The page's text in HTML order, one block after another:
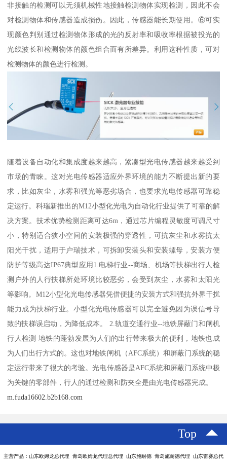
非接触的检测可以无须机械性地接触检测物体实现检测，因此不会
对检测物体和传感器造成损伤。因此，传感器能长期使用。⑥可实
现颜色判别通过检测物体形成的光的反射率和吸收率根据被投光的
光线波长和检测物体的颜色组合而有所差异。利用这种性质，可对
检测物体的颜色进行检测。
随着设备自动化和集成度越来越高，紧凑型光电传感器越来越受到
市场的青睐。这对光电传感器适应外界环境的能力不断提出新的要
求，比如灰尘，水雾和强光等恶劣场合，也要求光电传感器可靠稳
定运行。科瑞新推出的M12小型化光电为自动化行业提供了可靠的解
决方案。技术优势检测距离可达6m，通过芯片编程灵敏度可调尺寸
小，特别适合狭小空间的安装极强的穿透性，可抗灰尘和水雾抗太
阳光干扰，适用于户瑞技术，可拆卸安装头和安装螺母，安装方便
防护等级高达IP67典型应用1.电梯行业--商场、机场等扶梯出行人检
测户外的人行扶梯所处环境比较恶劣，会受到灰尘，水雾和太阳光
等影响。M12小型化光电传感器凭借便捷的安装方式和强抗外界干扰
能力成为扶梯行业。小型化光电传感器可以完全避免因为误信号导
致的扶梯误启动，为降低成本。 2.轨道交通行业--地铁屏蔽门和闸机
行人检测 地铁的蓬勃发展为人们的出行带来极大的便利，地铁也成
为人们出行方式的。这也对地铁闸机（AFC系统）和屏蔽门系统的稳
定运行带来了很大的考验。光电传感器是AFC系统和屏蔽门系统中极
为关键的零部件，行人的通过检测和防夹全是由光电传感器完成。
m.fuda16602.b2b168.com
Top
主营产品：山东欧姆龙总代理 青岛欧姆龙代理总代理 山东施耐德 青岛施耐德代理 山东雷赛总代